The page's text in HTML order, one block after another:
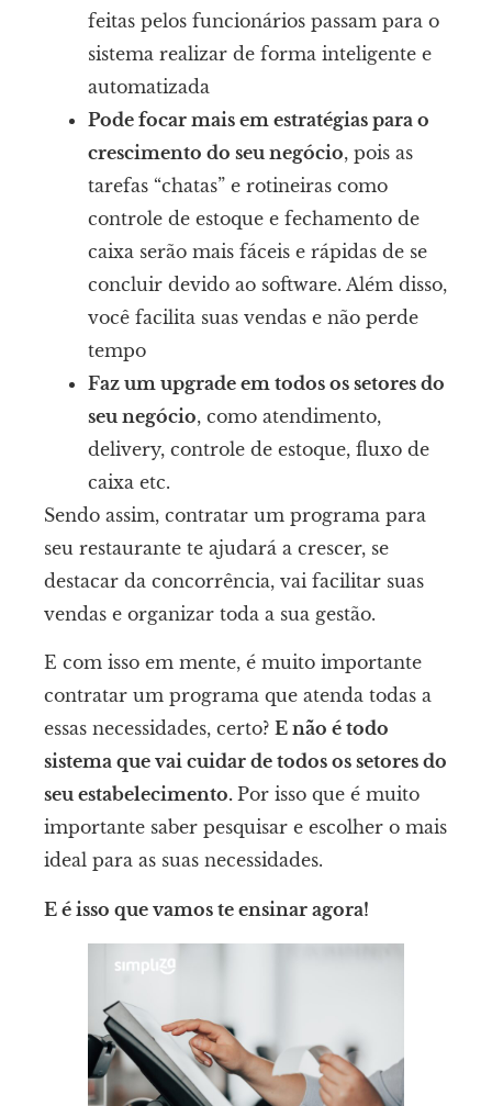
feitas pelos funcionários passam para o
sistema realizar de forma inteligente e
automatizada
Pode focar mais em estratégias para o
crescimento do seu negócio, pois as
tarefas “chatas” e rotineiras como
controle de estoque e fechamento de
caixa serão mais fáceis e rápidas de se
concluir devido ao software. Além disso,
você facilita suas vendas e não perde
tempo
Faz um upgrade em todos os setores do
seu negócio, como atendimento,
delivery, controle de estoque, fluxo de
caixa etc.
Sendo assim, contratar um programa para
seu restaurante te ajudará a crescer, se
destacar da concorrência, vai facilitar suas
vendas e organizar toda a sua gestão.
E com isso em mente, é muito importante
contratar um programa que atenda todas a
essas necessidades, certo? E não é todo
sistema que vai cuidar de todos os setores do
seu estabelecimento. Por isso que é muito
importante saber pesquisar e escolher o mais
ideal para as suas necessidades.
E é isso que vamos te ensinar agora!